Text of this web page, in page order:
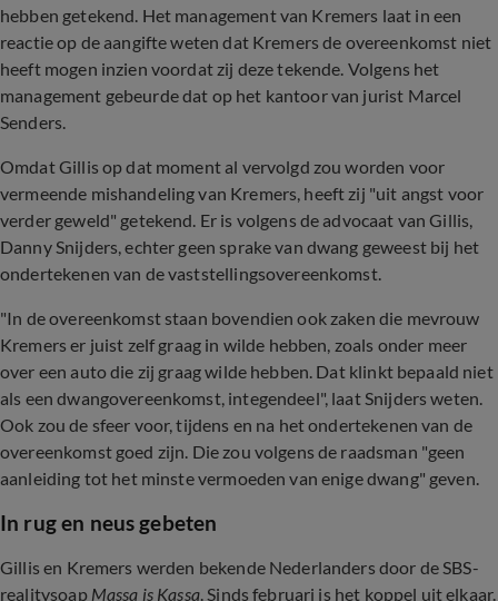
hebben getekend. Het management van Kremers laat in een
reactie op de aangifte weten dat Kremers de overeenkomst niet
heeft mogen inzien voordat zij deze tekende. Volgens het
management gebeurde dat op het kantoor van jurist Marcel
Senders.
Omdat Gillis op dat moment al vervolgd zou worden voor
vermeende mishandeling van Kremers, heeft zij "uit angst voor
verder geweld" getekend. Er is volgens de advocaat van Gillis,
Danny Snijders, echter geen sprake van dwang geweest bij het
ondertekenen van de vaststellingsovereenkomst.
"In de overeenkomst staan bovendien ook zaken die mevrouw
Kremers er juist zelf graag in wilde hebben, zoals onder meer
over een auto die zij graag wilde hebben. Dat klinkt bepaald niet
als een dwangovereenkomst, integendeel", laat Snijders weten.
Ook zou de sfeer voor, tijdens en na het ondertekenen van de
overeenkomst goed zijn. Die zou volgens de raadsman "geen
aanleiding tot het minste vermoeden van enige dwang" geven.
In rug en neus gebeten
Gillis en Kremers werden bekende Nederlanders door de SBS-
realitysoap Massa is Kassa. Sinds februari is het koppel uit elkaar.